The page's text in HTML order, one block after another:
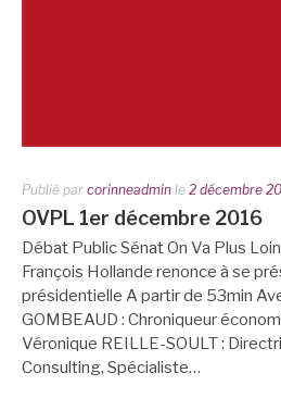
Publié par corinneadmin le 2 décembre
OVPL 1er décembre 2016
Débat Public Sénat On Va Plus
François Hollande renonce à se
présidentielle A partir de 53min
GOMBEAUD : Chroniqueur
Véronique REILLE-SOULT :
Consulting, Spécialiste…